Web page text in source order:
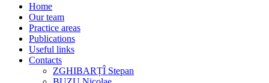
Home
Our team
Practice areas
Publications
Useful links
Contacts
ZGHIBARȚÎ Stepan